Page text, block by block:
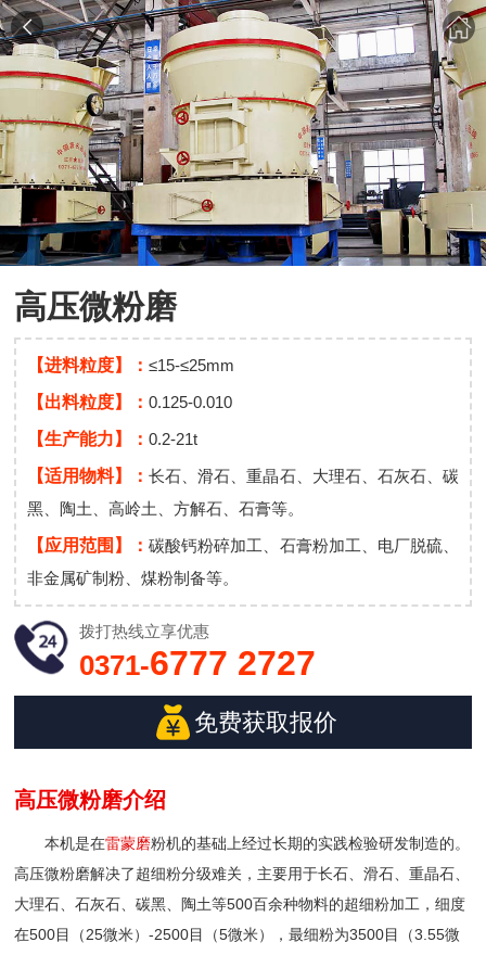
高压微粉磨
【进料粒度】：≤15-≤25mm
【出料粒度】：0.125-0.010
【生产能力】：0.2-21t
【适用物料】：长石、滑石、重晶石、大理石、石灰石、碳
黑、陶土、高岭土、方解石、石膏等。
【应用范围】：碳酸钙粉碎加工、石膏粉加工、电厂脱硫、
非金属矿制粉、煤粉制备等。
拨打热线立享优惠
0371-6777 2727
免费获取报价
高压微粉磨介绍
本机是在雷蒙磨粉机的基础上经过长期的实践检验研发制造的。
高压微粉磨解决了超细粉分级难关，主要用于长石、滑石、重晶石、
大理石、石灰石、碳黑、陶土等500百余种物料的超细粉加工，细度
在500目（25微米）-2500目（5微米），最细粉为3500目（3.55微